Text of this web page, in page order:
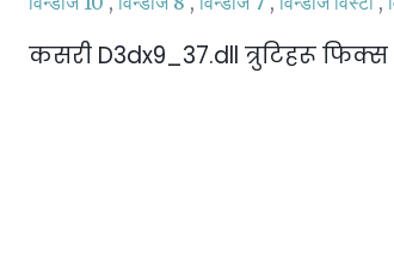
कसरी D3dx9_37.dll त्रुटिहरू फिक्स